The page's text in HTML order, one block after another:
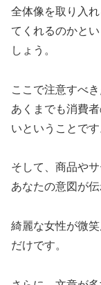
全体像を取り入
てくれるのかと
しょう。
ここで注意すべ
あくまでも消費
いということです
そして、商品や
あなたの意図が
綺麗な女性が微
だけです。